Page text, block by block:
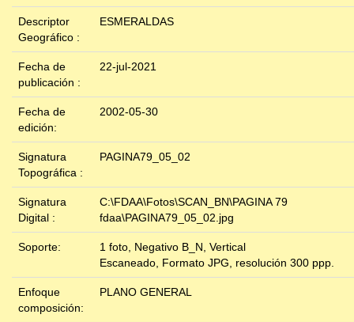
Descriptor
Geográfico :
ESMERALDAS
Fecha de
publicación :
22-jul-2021
Fecha de
edición:
2002-05-30
Signatura
Topográfica :
PAGINA79_05_02
Signatura
Digital :
C:\FDAA\Fotos\SCAN_BN\PAGINA 79
fdaa\PAGINA79_05_02.jpg
Soporte:
1 foto, Negativo B_N, Vertical
Escaneado, Formato JPG, resolución 300 ppp.
Enfoque
composición:
PLANO GENERAL